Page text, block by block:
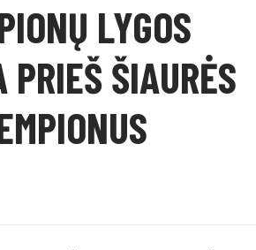
LYGOS
PRIEŠ ŠIAURĖS